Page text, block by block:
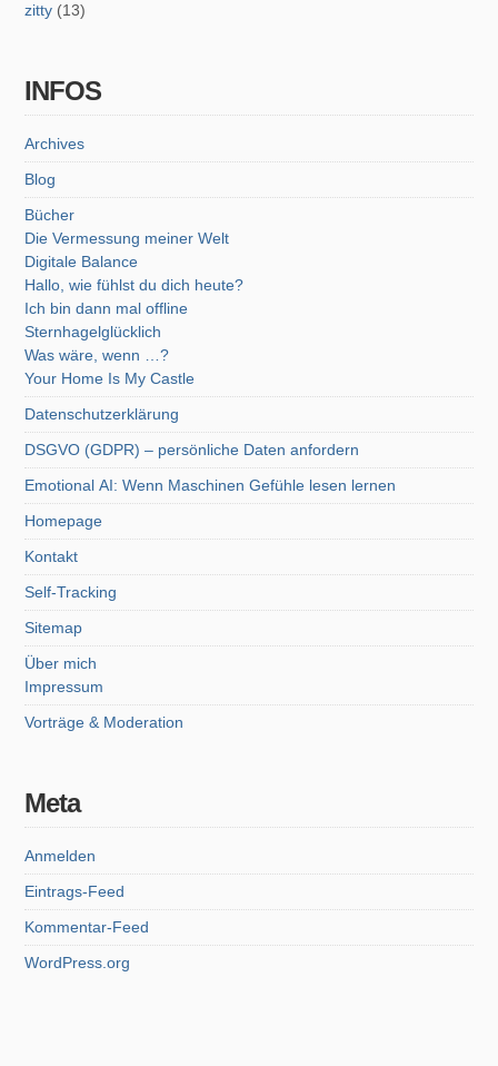
zitty (13)
INFOS
Archives
Blog
Bücher
Die Vermessung meiner Welt
Digitale Balance
Hallo, wie fühlst du dich heute?
Ich bin dann mal offline
Sternhagelglücklich
Was wäre, wenn …?
Your Home Is My Castle
Datenschutzerklärung
DSGVO (GDPR) – persönliche Daten anfordern
Emotional AI: Wenn Maschinen Gefühle lesen lernen
Homepage
Kontakt
Self-Tracking
Sitemap
Über mich
Impressum
Vorträge & Moderation
Meta
Anmelden
Eintrags-Feed
Kommentar-Feed
WordPress.org